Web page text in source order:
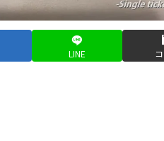
LINE